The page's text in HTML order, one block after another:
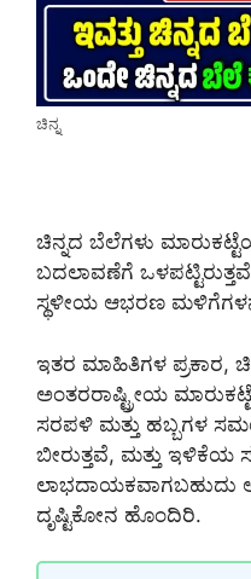
ಚಿನ್ನ
ಚಿನ್ನದ ಬೆಲೆಗಳು
ಬದಲಾವಣೆಗೆ
ಸ್ಥಳೀಯ ಆಭರಣ
ಇತರ ಮಾಹಿತಿಗಳ ಪ್ರಕಾರ,
ಅಂತರರಾಷ್ಟ್ರೀಯ
ಸರಪಳಿ ಮತ್ತು ಹಬ್ಬಗಳ
ಬೀರುತ್ತವೆ, ಮತ್ತು
ಲಾಭದಾಯಕವಾಗಬಹುದು
ದೃಷ್ಟಿಕೋನ ಹೊಂದಿರಿ.